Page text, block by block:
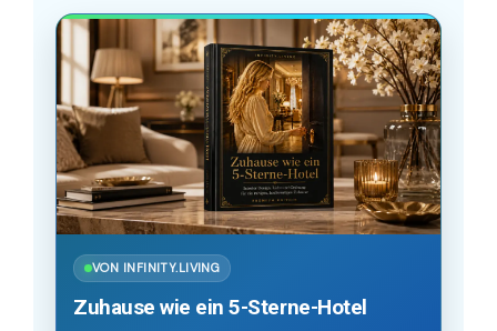
VON INFINITY.LIVING
Zuhause wie ein 5-Sterne-Hotel